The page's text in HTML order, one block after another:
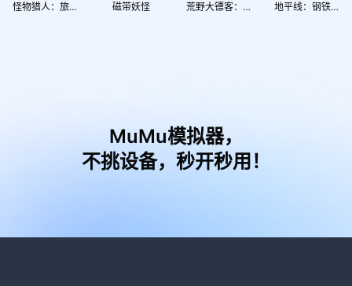
怪物猎人：旅人 磁带妖怪 荒野大镖客：救赎 地平线：钢铁前线
MuMu模拟器，
不挑设备，秒开秒用！